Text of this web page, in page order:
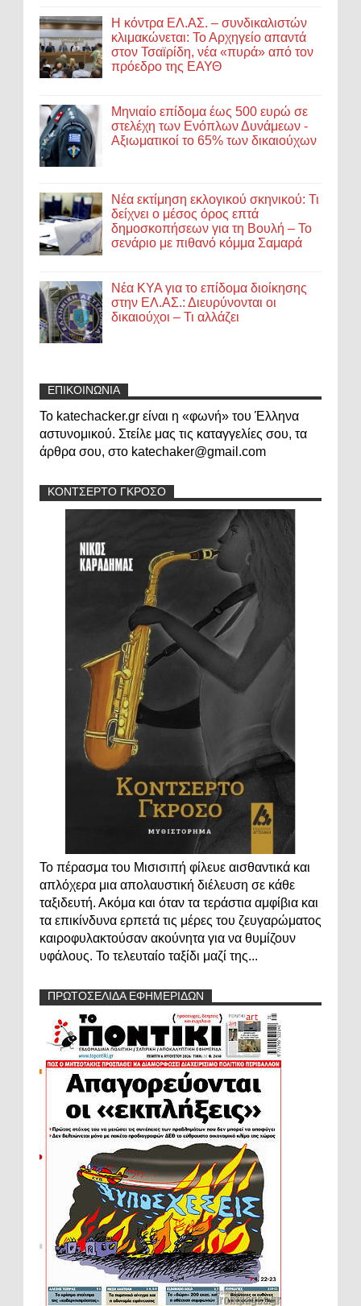
Η κόντρα ΕΛ.ΑΣ. – συνδικαλιστών
κλιμακώνεται: Το Αρχηγείο απαντά
στον Τσαϊρίδη, νέα «πυρά» από τον
πρόεδρο της ΕΑΥΘ
Μηνιαίο επίδομα έως 500 ευρώ σε
στελέχη των Ενόπλων Δυνάμεων -
Αξιωματικοί το 65% των δικαιούχων
Νέα εκτίμηση εκλογικού σκηνικού: Τι
δείχνει ο μέσος όρος επτά
δημοσκοπήσεων για τη Βουλή – Το
σενάριο με πιθανό κόμμα Σαμαρά
Νέα ΚΥΑ για το επίδομα διοίκησης
στην ΕΛ.ΑΣ.: Διευρύνονται οι
δικαιούχοι – Τι αλλάζει
ΕΠΙΚΟΙΝΩΝΙΑ
Το katechacker.gr είναι η «φωνή» του Έλληνα
αστυνομικού. Στείλε μας τις καταγγελίες σου, τα
άρθρα σου, στο katechaker@gmail.com
ΚΟΝΤΣΕΡΤΟ ΓΚΡΟΣΟ
Το πέρασμα του Μισισιπή φίλευε αισθαντικά και
απλόχερα μια απολαυστική διέλευση σε κάθε
ταξιδευτή. Ακόμα και όταν τα τεράστια αμφίβια και
τα επικίνδυνα ερπετά τις μέρες του ζευγαρώματος
καιροφυλακτούσαν ακούνητα για να θυμίζουν
υφάλους. Το τελευταίο ταξίδι μαζί της...
ΠΡΩΤΟΣΕΛΙΔΑ ΕΦΗΜΕΡΙΔΩΝ